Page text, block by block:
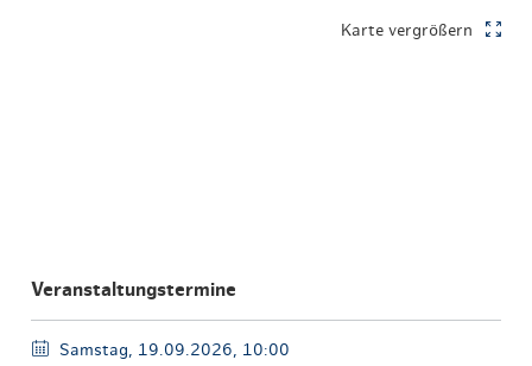
Karte vergrößern
Veranstaltungstermine
Samstag, 19.09.2026, 10:00